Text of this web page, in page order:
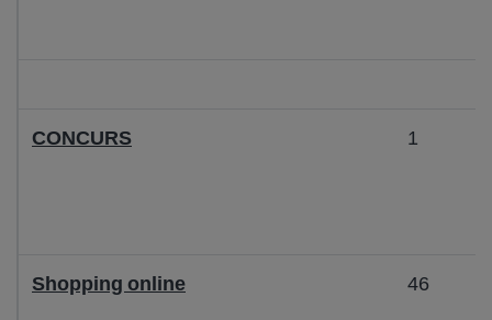
CONCURS 1
Shopping online 46